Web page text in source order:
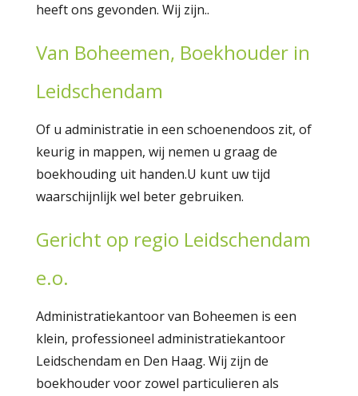
heeft ons gevonden. Wij zijn..
Van Boheemen, Boekhouder in
Leidschendam
Of u administratie in een schoenendoos zit, of
keurig in mappen, wij nemen u graag de
boekhouding uit handen.U kunt uw tijd
waarschijnlijk wel beter gebruiken.
Gericht op regio Leidschendam
e.o.
Administratiekantoor van Boheemen is een
klein, professioneel administratiekantoor
Leidschendam en Den Haag. Wij zijn de
boekhouder voor zowel particulieren als